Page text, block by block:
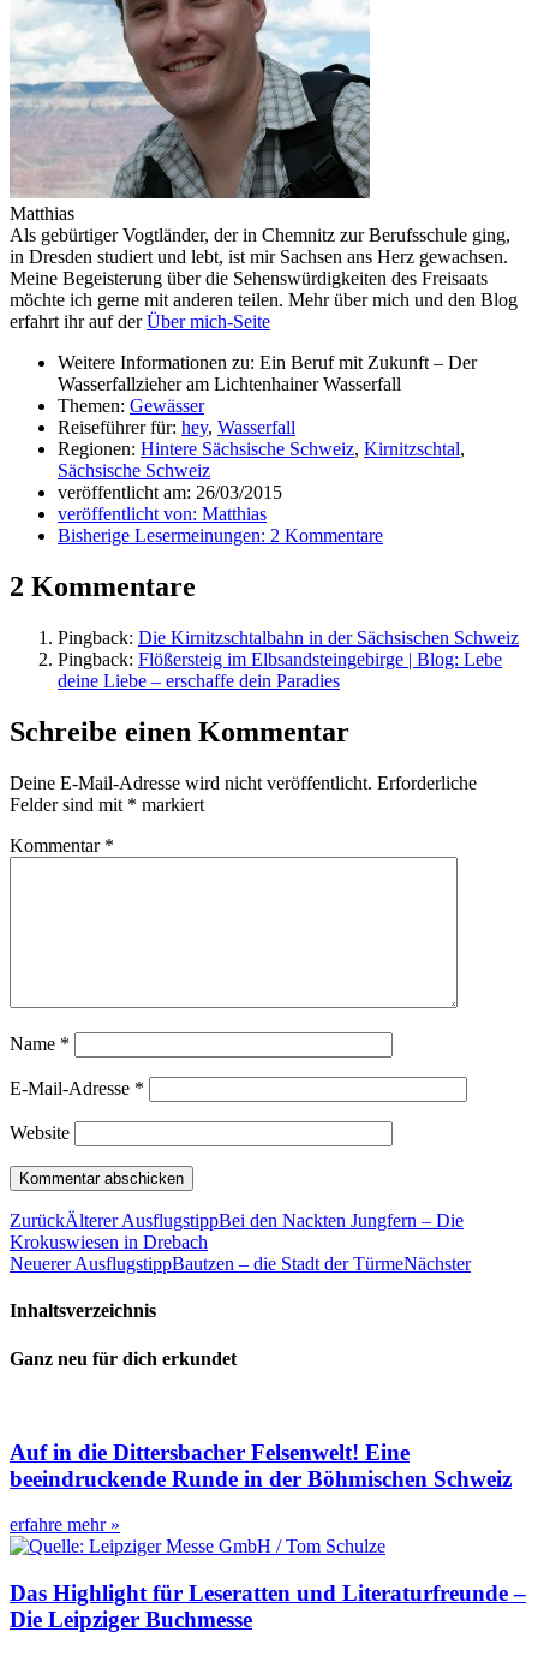
Matthias
Als gebürtiger Vogtländer, der in Chemnitz zur Berufsschule ging,
in Dresden studiert und lebt, ist mir Sachsen ans Herz gewachsen.
Meine Begeisterung über die Sehenswürdigkeiten des Freisaats
möchte ich gerne mit anderen teilen. Mehr über mich und den Blog
erfahrt ihr auf derÜber mich-Seite
Weitere Informationen zu: Ein Beruf mit Zukunft – Der
Wasserfallzieher am Lichtenhainer Wasserfall
Themen: Gewässer
Reiseführer für: hey, Wasserfall
Regionen: Hintere Sächsische Schweiz, Kirnitzschtal,
Sächsische Schweiz
veröffentlicht am: 26/03/2015
veröffentlicht von: Matthias
Bisherige Lesermeinungen: 2 Kommentare
2 Kommentare
Pingback: Die Kirnitzschtalbahn in der Sächsischen Schweiz
Pingback: Flößersteig im Elbsandsteingebirge | Blog: Lebe
deine Liebe – erschaffe dein Paradies
Schreibe einen Kommentar
Deine E-Mail-Adresse wird nicht veröffentlicht. Erforderliche
Felder sind mit * markiert
Kommentar *
Name *
E-Mail-Adresse *
Website
ZurückÄlterer AusflugstippBei den Nackten Jungfern – Die
Krokuswiesen in Drebach
Neuerer AusflugstippBautzen – die Stadt der TürmeNächster
Inhaltsverzeichnis
Ganz neu für dich erkundet
Auf in die Dittersbacher Felsenwelt! Eine
beeindruckende Runde in der Böhmischen Schweiz
erfahre mehr »
Das Highlight für Leseratten und Literaturfreunde –
Die Leipziger Buchmesse